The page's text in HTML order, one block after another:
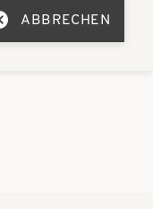
ABBRECHEN